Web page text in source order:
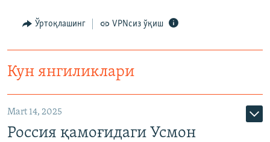
Ўртоқлашинг VPNсиз ўқиш
Кун янгиликлари
Mart 14, 2025
Россия қамоғидаги Усмон